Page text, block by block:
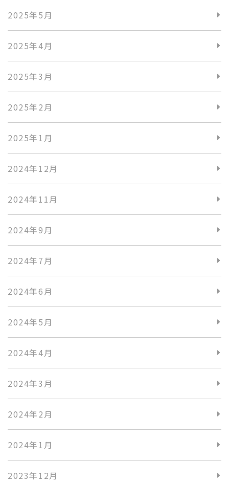
2025年5月
2025年4月
2025年3月
2025年2月
2025年1月
2024年12月
2024年11月
2024年9月
2024年7月
2024年6月
2024年5月
2024年4月
2024年3月
2024年2月
2024年1月
2023年12月